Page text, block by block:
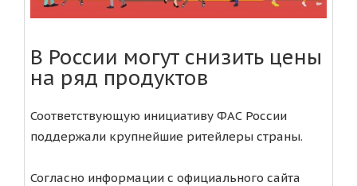
В России могут снизить цены
на ряд продуктов
Соответствующую инициативу ФАС России
поддержали крупнейшие ритейлеры страны.
Согласно информации с официального сайта